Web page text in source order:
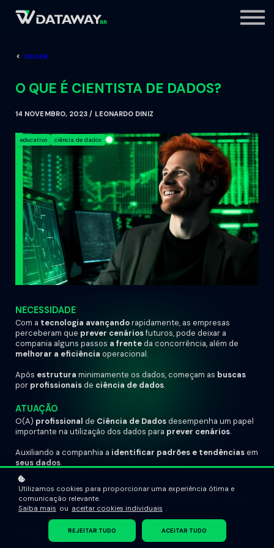
VOLTAR
O QUE É CIENTISTA DE DADOS?
14 NOVEMBRO, 2023 / LEONARDO DINIZ
educativo ciência de dados
NECESSIDADE
Com a tecnologia avançandorapidamente, as empresas
perceberam que prever cenáriosfuturos, pode deixar a
compania alguns passos a frenteda concorrência, além de
melhorar a eficiência operacional.
Após estrutura minimamente os dados, começam as buscas
por profissionaisde ciência de dados.
ATUAÇÃO
O(A) profissional de Ciência de Dadosdesempenha um papel
importante na utilização dos dados para prever cenários.
Auxiliando a companhia a identificar padrões e tendênciasem
seus dados.
RESULTADOS
Esses são algumas maneiras da Ciência de Dados atender seu
propósito:
ANÁLISE EXPLORATÓRIA DOS DADOS
Identifica padõres e tendências
Utilizamos cookies para proporcionar uma experiência ótima e
comunicação relevante.
Saiba mais ou aceitar cookies individuais .
REJEITAR TUDO ACEITAR TUDO